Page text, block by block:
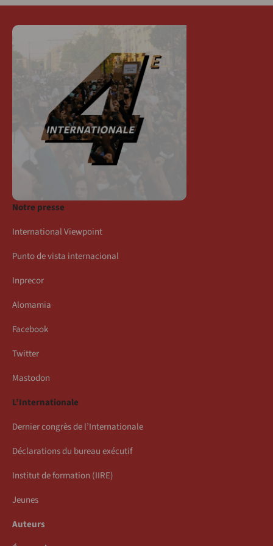
Notre presse
International Viewpoint
Punto de vista internacional
Inprecor
Alomamia
Facebook
Twitter
Mastodon
L’Internationale
Dernier congrès de l’Internationale
Déclarations du bureau exécutif
Institut de formation (IIRE)
Jeunes
Auteurs